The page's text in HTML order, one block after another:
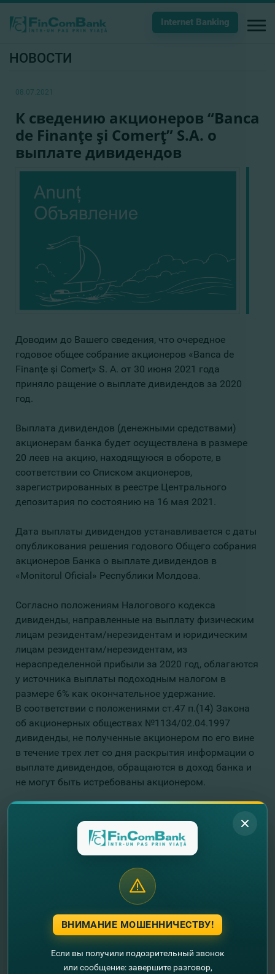
Internet Banking
НОВОСТИ
08.07.2021
К сведению акционеров “Banca
de Finanţe şi Comerţ” S.A. о
выплате дивидендов
Доводим до Вашего сведения, что очередное
годовое общее собрание акционеров «Banca de
Finanţe şi Comerţ» S. A. от 30 июня 2021 года
приняло ращение о выплате дивидендов за 2020
год.
Выплата дивидендов (денежными средствами)
акционерам банка будет осуществлена в размере
20 леев на акцию, находящуюся в обороте, в
соответствии со Списком акционеров,
зарегистрированных в реестре Центрального
депозитария по состоянию на 16 мая 2021.
Дата выплаты дивидендов устанавливается с даты
опубликования решения годового Общего собрания
акционеров Банка о выплате дивидендов в
«Monitorul Oficial» Республики Молдова.
Согласно положениям Налогового кодекса
дивиденды, направленные на выплату физическим
лицам резидентам/нерезидентам и юридическим
лицам резидентам/нерезидентам, из
нераспределенной прибыли за 2020 год, облагаются
у источника выплаты подоходным налогом в
размере 6% как окончательное удержание.
В соответствии с положениями ст.47 п.(14) Закона
об акционерных обществах №1134/02.04.1997
дивиденды, не полученные акционером по его вине
в течение трех лет со дня раскрытия информации о
выплате дивидендов, обращаются в доход банка и
не могут быть истребованы акционером.
Другие новости
ВНИМАНИЕ МОШЕННИЧЕСТВУ!
Если вы получили подозрительный звонок
или сообщение: завершите разговор,